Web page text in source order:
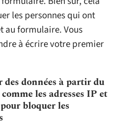
les personnes qui ont
au formulaire. Vous
à écrire votre premier
des données à partir du
les adresses IP et
bloquer les